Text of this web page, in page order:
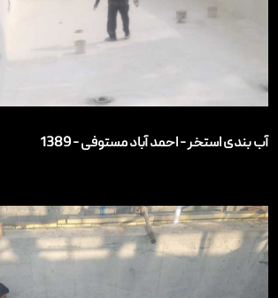
آب بندی استخر - احمد آباد مستوفی - 1389